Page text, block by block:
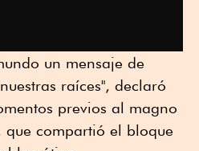
un mensaje de
raíces", declaró
previos al magno
que compartió el bloque